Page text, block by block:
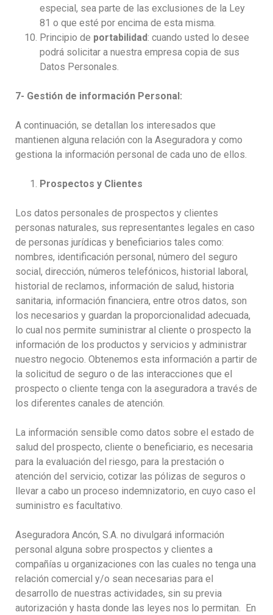
especial, sea parte de las exclusiones de la Ley
81 o que esté por encima de esta misma.
Principio de portabilidad: cuando usted lo desee
podrá solicitar a nuestra empresa copia de sus
Datos Personales.
7- Gestión de información Personal:
A continuación, se detallan los interesados que
mantienen alguna relación con la Aseguradora y como
gestiona la información personal de cada uno de ellos.
Prospectos y Clientes
Los datos personales de prospectos y clientes
personas naturales, sus representantes legales en caso
de personas jurídicas y beneficiarios tales como:
nombres, identificación personal, número del seguro
social, dirección, números telefónicos, historial laboral,
historial de reclamos, información de salud, historia
sanitaria, información financiera, entre otros datos, son
los necesarios y guardan la proporcionalidad adecuada,
lo cual nos permite suministrar al cliente o prospecto la
información de los productos y servicios y administrar
nuestro negocio. Obtenemos esta información a partir de
la solicitud de seguro o de las interacciones que el
prospecto o cliente tenga con la aseguradora a través de
los diferentes canales de atención.
La información sensible como datos sobre el estado de
salud del prospecto, cliente o beneficiario, es necesaria
para la evaluación del riesgo, para la prestación o
atención del servicio, cotizar las pólizas de seguros o
llevar a cabo un proceso indemnizatorio, en cuyo caso el
suministro es facultativo.
Aseguradora Ancón, S.A. no divulgará información
personal alguna sobre prospectos y clientes a
compañías u organizaciones con las cuales no tenga una
relación comercial y/o sean necesarias para el
desarrollo de nuestras actividades, sin su previa
autorización y hasta donde las leyes nos lo permitan. En